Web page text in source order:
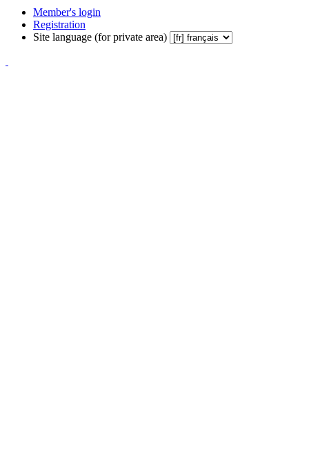
Member's login
Registration
Site language (for private area)